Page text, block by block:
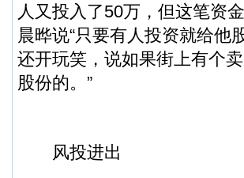
人又投入了50万，但这笔资
晨晔说“只要有人投资就给他
还开玩笑，说如果街上有个
股份的。”
风投进出